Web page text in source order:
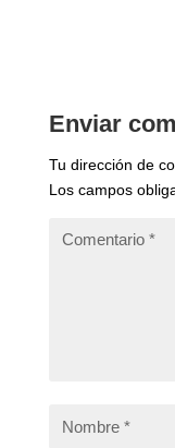
Enviar
Tu dirección de
Los campos